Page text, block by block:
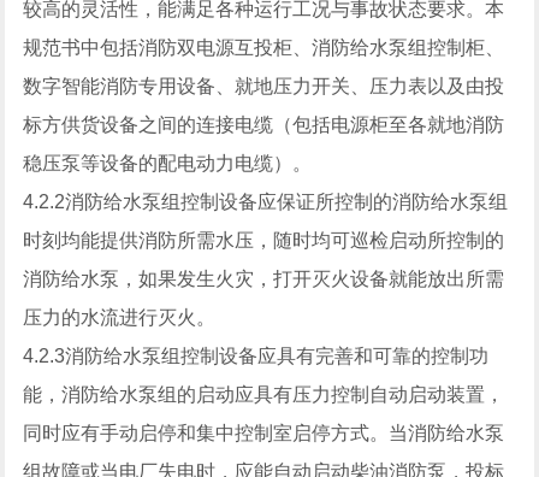
较高的灵活性，能满足各种运行工况与事故状态要求。本
规范书中包括消防双电源互投柜、消防给水泵组控制柜、
数字智能消防专用设备、就地压力开关、压力表以及由投
标方供货设备之间的连接电缆（包括电源柜至各就地消防
稳压泵等设备的配电动力电缆）。
4.2.2消防给水泵组控制设备应保证所控制的消防给水泵组
时刻均能提供消防所需水压，随时均可巡检启动所控制的
消防给水泵，如果发生火灾，打开灭火设备就能放出所需
压力的水流进行灭火。
4.2.3消防给水泵组控制设备应具有完善和可靠的控制功
能，消防给水泵组的启动应具有压力控制自动启动装置，
同时应有手动启停和集中控制室启停方式。当消防给水泵
组故障或当电厂失电时，应能自动启动柴油消防泵，投标